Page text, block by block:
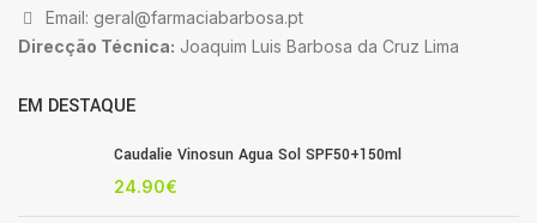
Email: geral@farmaciabarbosa.pt
Direcção Técnica: Joaquim Luis Barbosa da Cruz Lima
EM DESTAQUE
Caudalie Vinosun Agua Sol SPF50+150ml
24.90€